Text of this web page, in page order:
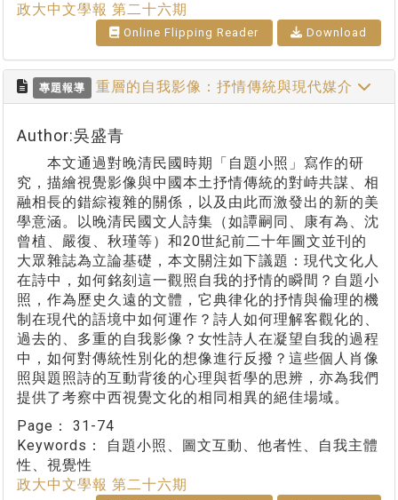
政大中文學報 第二十六期
Online Flipping Reader Download
專題報導 重層的自我影像：抒情傳統與現代媒介
Author:吳盛青
本文通過對晚清民國時期「自題小照」寫作的研
究，描繪視覺影像與中國本土抒情傳統的對峙共謀、相
融相長的錯綜複雜的關係，以及由此而激發出的新的美
學意涵。以晚清民國文人詩集（如譚嗣同、康有為、沈
曾植、嚴復、秋瑾等）和20世紀前二十年圖文並刊的
大眾雜誌為立論基礎，本文關注如下議題：現代文化人
在詩中，如何銘刻這一觀照自我的抒情的瞬間？自題小
照，作為歷史久遠的文體，它典律化的抒情與倫理的機
制在現代的語境中如何運作？詩人如何理解客觀化的、
過去的、多重的自我影像？女性詩人在凝望自我的過程
中，如何對傳統性別化的想像進行反撥？這些個人肖像
照與題照詩的互動背後的心理與哲學的思辨，亦為我們
提供了考察中西視覺文化的相同相異的絕佳場域。
Page： 31-74
Keywords：
自題小照、圖文互動、他者性、自我主體
性、視覺性
政大中文學報 第二十六期